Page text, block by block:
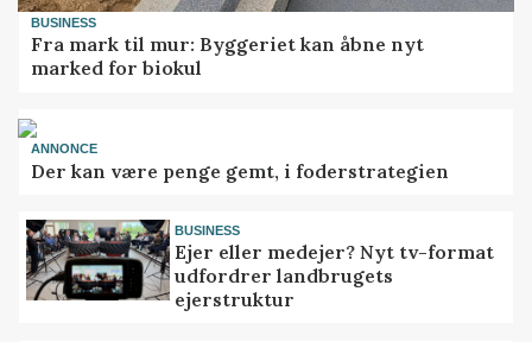
BUSINESS
Fra mark til mur: Byggeriet kan åbne nyt
marked for biokul
ANNONCE
Der kan være penge gemt, i foderstrategien
BUSINESS
Ejer eller medejer? Nyt tv-format
udfordrer landbrugets
ejerstruktur